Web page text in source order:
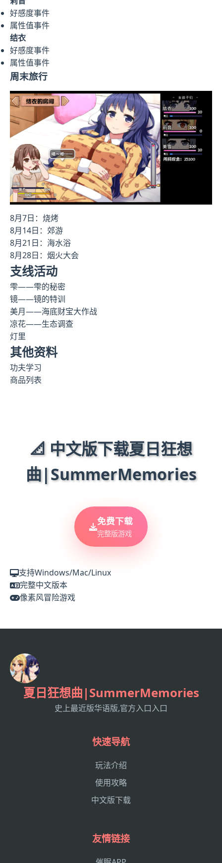
好感度事件
属性值事件
结衣
好感度事件
属性值事件
周末旅行
8月7日：烧烤
8月14日：郊游
8月21日：海水浴
8月28日：烟火大会
支线活动
雫——雫的秘密
镜——镜的特训
美月——海底财宝大作战
凉花——生态调查
灯里
其他资料
功夫学习
商品列表
📐 中文版下载夏日狂想
曲|SummerMemories
免费下载
完整版游戏
支持Windows/Mac/Linux
完整中文版本
像素风冒险游戏
夏日狂想曲|SummerMemories
史上最近版华语版,官方入口入口
快速导航
玩法介绍
使用攻略
中文版下载
友情链接